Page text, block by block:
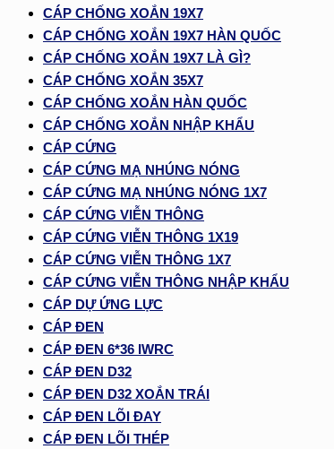
CÁP CHỐNG XOẮN 19X7
CÁP CHỐNG XOẮN 19X7 HÀN QUỐC
CÁP CHỐNG XOẮN 19X7 LÀ GÌ?
CÁP CHỐNG XOẮN 35X7
CÁP CHỐNG XOẮN HÀN QUỐC
CÁP CHỐNG XOẮN NHẬP KHẨU
CÁP CỨNG
CÁP CỨNG MẠ NHÚNG NÓNG
CÁP CỨNG MẠ NHÚNG NÓNG 1X7
CÁP CỨNG VIỄN THÔNG
CÁP CỨNG VIỄN THÔNG 1X19
CÁP CỨNG VIỄN THÔNG 1X7
CÁP CỨNG VIỄN THÔNG NHẬP KHẨU
CÁP DỰ ỨNG LỰC
CÁP ĐEN
CÁP ĐEN 6*36 IWRC
CÁP ĐEN D32
CÁP ĐEN D32 XOẮN TRÁI
CÁP ĐEN LÕI ĐAY
CÁP ĐEN LÕI THÉP